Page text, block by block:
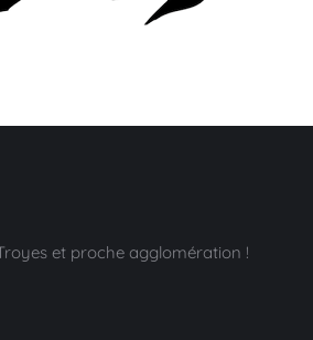
et proche agglomération !